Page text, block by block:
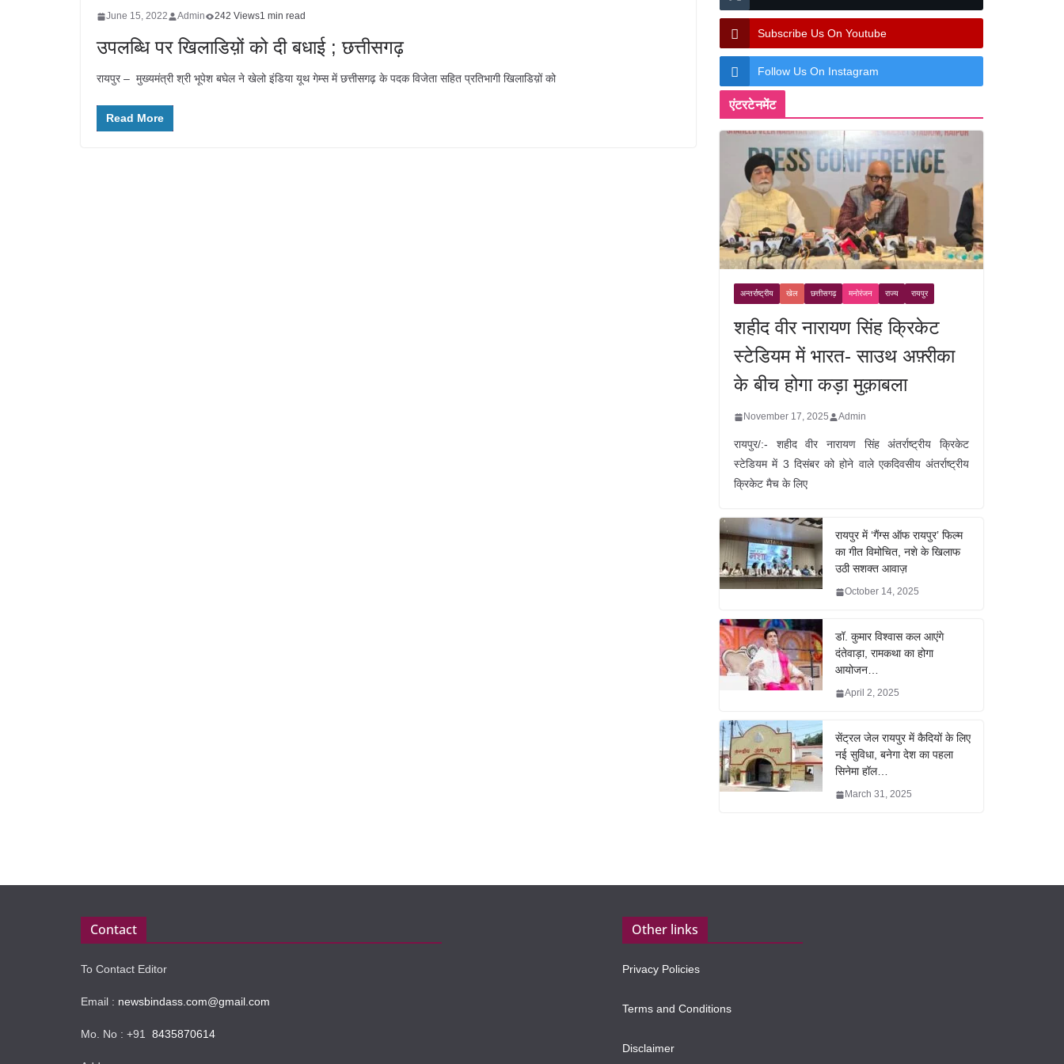
June 15, 2022 Admin 242 Views1 min read
उपलब्धि पर खिलाडिय़ों को दी बधाई ; छत्तीसगढ़
रायपुर – मुख्यमंत्री श्री भूपेश बघेल ने खेलो इंडिया यूथ गेम्स में छत्तीसगढ़ के पदक विजेता सहित प्रतिभागी खिलाडिय़ों को
Read More
Subscribe Us On Youtube
Follow Us On Instagram
एंटरटेनमेंट
अन्तर्राष्ट्रीय खेल छत्तीसगढ़ मनोरंजन राज्य रायपुर
शहीद वीर नारायण सिंह क्रिकेट
स्टेडियम में भारत- साउथ अफ़्रीका
के बीच होगा कड़ा मुक़ाबला
November 17, 2025 Admin
रायपुर/:- शहीद वीर नारायण सिंह अंतर्राष्ट्रीय क्रिकेट
स्टेडियम में 3 दिसंबर को होने वाले एकदिवसीय अंतर्राष्ट्रीय
क्रिकेट मैच के लिए
रायपुर में ‘गैंग्स ऑफ रायपुर’ फिल्म
का गीत विमोचित, नशे के खिलाफ
उठी सशक्त आवाज़
October 14, 2025
डॉ. कुमार विश्वास कल आएंगे
दंतेवाड़ा, रामकथा का होगा
आयोजन…
April 2, 2025
सेंट्रल जेल रायपुर में कैदियों के लिए
नई सुविधा, बनेगा देश का पहला
सिनेमा हॉल…
March 31, 2025
Contact
To Contact Editor
Email : newsbindass.com@gmail.com
Mo. No : +91 8435870614
Other links
Privacy Policies
Terms and Conditions
Disclaimer